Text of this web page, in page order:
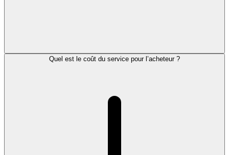
Quel est le coût du service pour l’acheteur ?